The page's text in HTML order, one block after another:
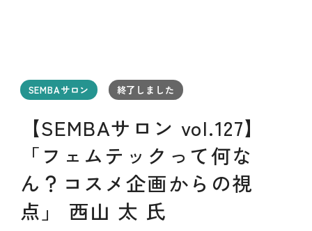
企業研修
ODCビジネスマッチング
イベント
デザインコラム
よくある質問
メンバーシップ
SEMBAサロン 終了しました
【SEMBAサロン vol.127】
「フェムテックって何な
ん？コスメ企画からの視
点」 西山 太 氏